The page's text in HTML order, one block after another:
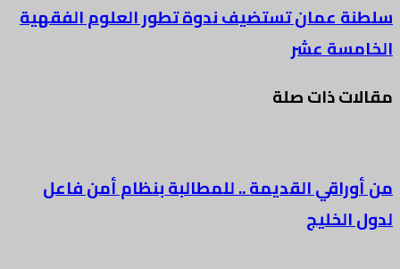
سلطنة عمان تستضيف ندوة تطور العلوم الفقهية
الخامسة عشر
مقالات ذات صلة
من أوراقي القديمة .. للمطالبة بنظام أمن فاعل
لدول الخليج